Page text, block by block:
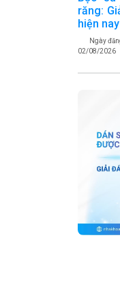
răng:
hiện nay
Ngày
02/08/2026